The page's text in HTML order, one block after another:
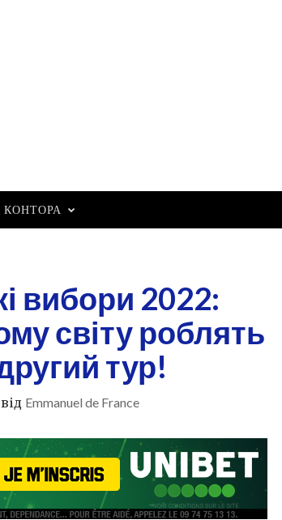
вибори 2022:
світу роблять
тур!
від Emmanuel de France